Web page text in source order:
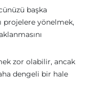
başka
projelere yönelmek,
zor olabilir, ancak
dengeli bir hale